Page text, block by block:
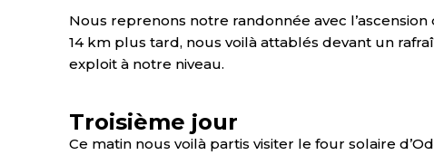
Nous reprenons notre randonnée avec l’ascension
14 km plus tard, nous voilà attablés devant un
exploit à notre niveau.
Troisième jour
Ce matin nous voilà partis visiter le four solaire